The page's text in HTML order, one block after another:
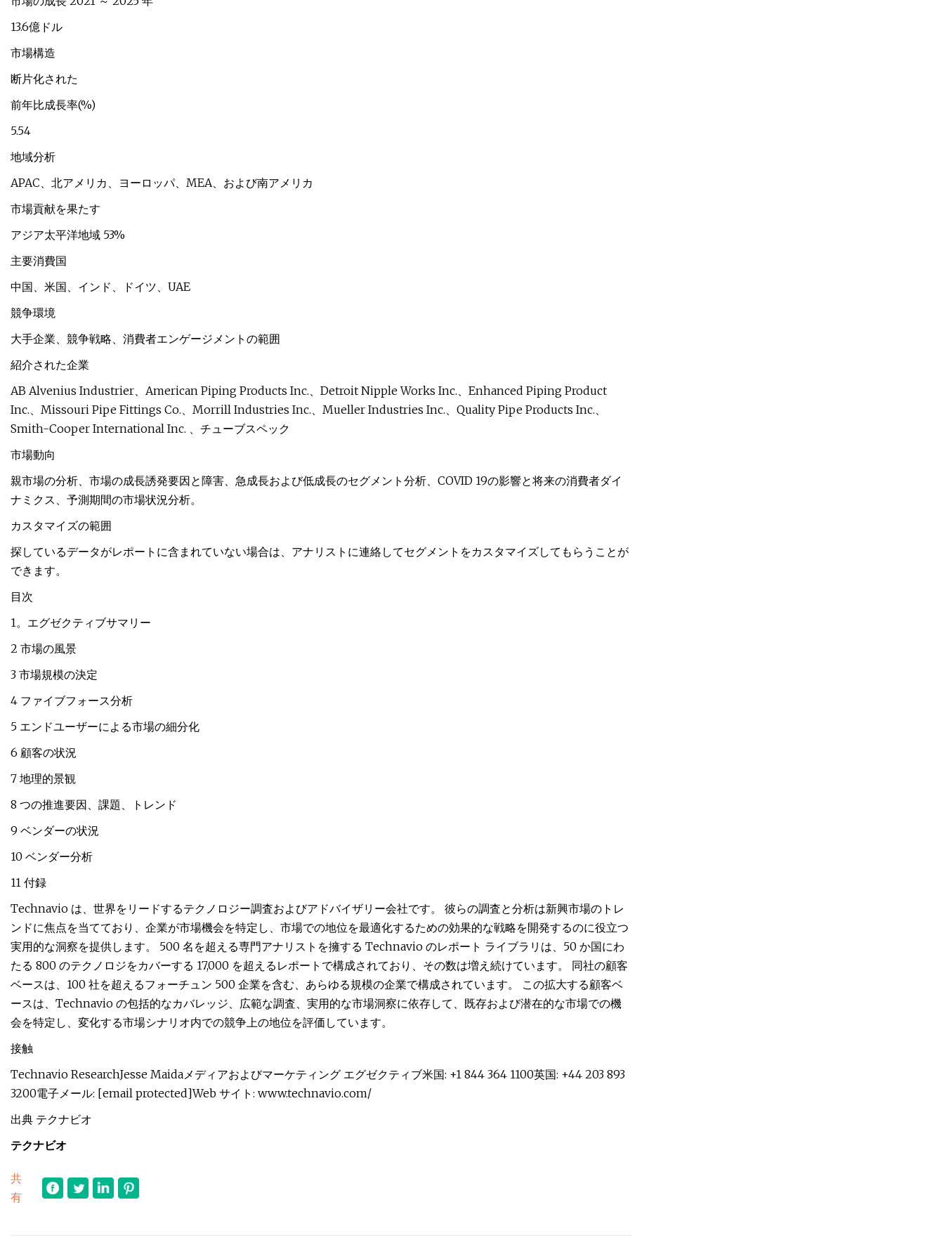
13.6億ドル
市場構造
断片化された
前年比成長率(%)
5.54
地域分析
APAC、北アメリカ、ヨーロッパ、MEA、および南アメリカ
市場貢献を果たす
アジア太平洋地域 53%
主要消費国
中国、米国、インド、ドイツ、UAE
競争環境
大手企業、競争戦略、消費者エンゲージメントの範囲
紹介された企業
AB Alvenius Industrier、American Piping Products Inc.、Detroit Nipple Works Inc.、Enhanced Piping Product
Inc.、Missouri Pipe Fittings Co.、Morrill Industries Inc.、Mueller Industries Inc.、Quality Pipe Products Inc.、
Smith-Cooper International Inc. 、チューブスペック
市場動向
親市場の分析、市場の成長誘発要因と障害、急成長および低成長のセグメント分析、COVID 19の影響と将来の消費者ダイ
ナミクス、予測期間の市場状況分析。
カスタマイズの範囲
探しているデータがレポートに含まれていない場合は、アナリストに連絡してセグメントをカスタマイズしてもらうことが
できます。
目次
1。エグゼクティブサマリー
2 市場の風景
3 市場規模の決定
4 ファイブフォース分析
5 エンドユーザーによる市場の細分化
6 顧客の状況
7 地理的景観
8 つの推進要因、課題、トレンド
9 ベンダーの状況
10 ベンダー分析
11 付録
Technavio は、世界をリードするテクノロジー調査およびアドバイザリー会社です。 彼らの調査と分析は新興市場のトレ
ンドに焦点を当てており、企業が市場機会を特定し、市場での地位を最適化するための効果的な戦略を開発するのに役立つ
実用的な洞察を提供します。 500 名を超える専門アナリストを擁する Technavio のレポート ライブラリは、50 か国にわ
たる 800 のテクノロジをカバーする 17,000 を超えるレポートで構成されており、その数は増え続けています。 同社の顧客
ベースは、100 社を超えるフォーチュン 500 企業を含む、あらゆる規模の企業で構成されています。 この拡大する顧客ベ
ースは、Technavio の包括的なカバレッジ、広範な調査、実用的な市場洞察に依存して、既存および潜在的な市場での機
会を特定し、変化する市場シナリオ内での競争上の地位を評価しています。
接触
Technavio ResearchJesse Maidaメディアおよびマーケティング エグゼクティブ米国: +1 844 364 1100英国: +44 203 893
3200電子メール: [email protected]Web サイト: www.technavio.com/
出典 テクナビオ
テクナビオ
共
有